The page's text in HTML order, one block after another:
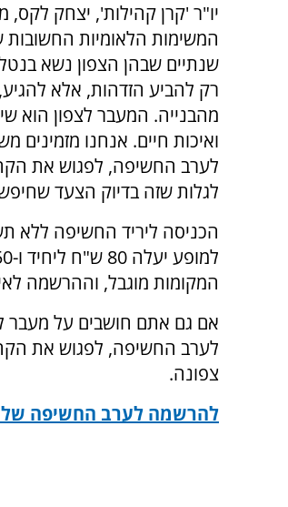
יו"ר 'קרן קהילות', יצחק לקס,
המשימות הלאומיות
שנתיים שבהן הצפון נשא
רק להביע הזדהות, אלא
מהבנייה. המעבר לצפון הוא
ואיכות חיים. אנחנו מזמינים
לערב החשיפה, לפגוש את
לגלות שזה בדיוק הצעד
הכניסה ליריד החשיפה ללא
המקומות מוגבל, וההרשמה
אם גם אתם חושבים על מעבר
לערב החשיפה, לפגוש את
צפונה.
להרשמה לערב החשיפה של